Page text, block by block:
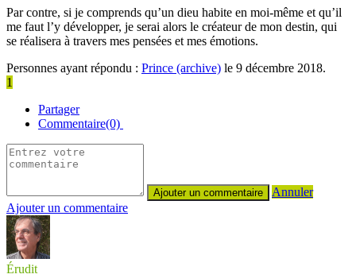
Par contre, si je comprends qu’un dieu habite en moi-même et qu’il
me faut l’y développer, je serai alors le créateur de mon destin, qui
se réalisera à travers mes pensées et mes émotions.
Personnes ayant répondu : Prince (archive) le 9 décembre 2018.
1
Partager
Commentaire(0)
Annuler
Ajouter un commentaire
Érudit